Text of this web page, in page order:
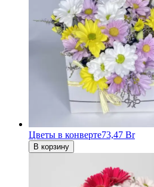
Цветы в конверте73,47 Br
В корзину